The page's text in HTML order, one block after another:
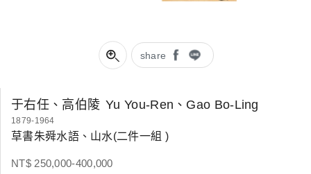
share
于右任、高伯陵 Yu You-Ren、Gao Bo-Ling
1879-1964
草書朱舜水語、山水(二件一組 )
NT$ 250,000-400,000